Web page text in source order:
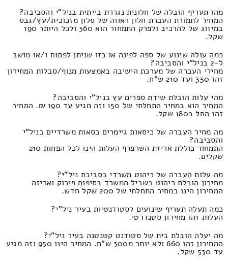
מהו תעריף הובלה של חלונית נגררת בייתית בניל"י והסביבה?
המחיר לתמורת העברת חלון ראווה של סלון מזכוכית/עץ/גבס
במיזוג של להרכיב ולפרק התמחור הוא 360 ולכל היותר 190
שקל.
כמה עולה שינוע של ספה לפינה או כזו שניתן לפתוח ו/או מושב
ל-2 בניל"י והסביבה?
מחירי העברה של מערכת הישיבה באמצעות מנוף/סבלות המחירון
זהו 350 ועד 210 ש"ח.
מהי עלות הובלת שידת ספרים עץ בניל"י והסביבה?
המחיר הוא במחיר התחלתי של 150 וזה מגיע עד 190 ₪. המחיר
זהו החל ב180 שקל.
מה מחיר העברה של כיסאות גיימרים כסאות משרדיים בניל"י
והסביבה?
התמחור כוללת אריזת השרפרף העלות הינו לכל הפחות 210
שקלים.
מה עלות העברה של ריהוט משרדי בסביבת ניל"י?
מחירון הובלת ריהוט בשביל המשרד בסיפוח פירוק ואריזה
המחירון הינו במחיר התחלתי של 200 שקל חדש.
כמה תעלה תעריף שינועים לסטודנטיות בעיר ניל"י?
העלות זהו מחירון סטנדרטי.
מה יעלה הובלת בית של סטודנט קטנטנה בעיר ניל"י?
המחירון זהו 660 ולא יותר מ300 ש"ח. המחיר הינו 950 וזה מגיע
עד 530 שקל.